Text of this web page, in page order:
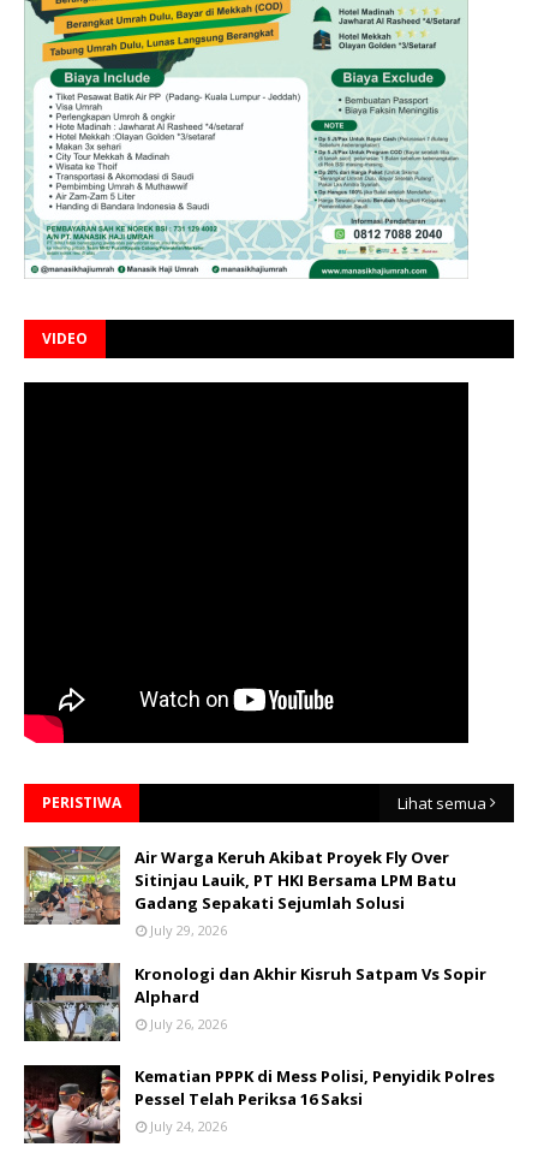
VIDEO
PERISTIWA Lihat semua
Air Warga Keruh Akibat Proyek Fly Over
Sitinjau Lauik, PT HKI Bersama LPM Batu
Gadang Sepakati Sejumlah Solusi
July 29, 2026
Kronologi dan Akhir Kisruh Satpam Vs Sopir
Alphard
July 26, 2026
Kematian PPPK di Mess Polisi, Penyidik Polres
Pessel Telah Periksa 16 Saksi
July 24, 2026